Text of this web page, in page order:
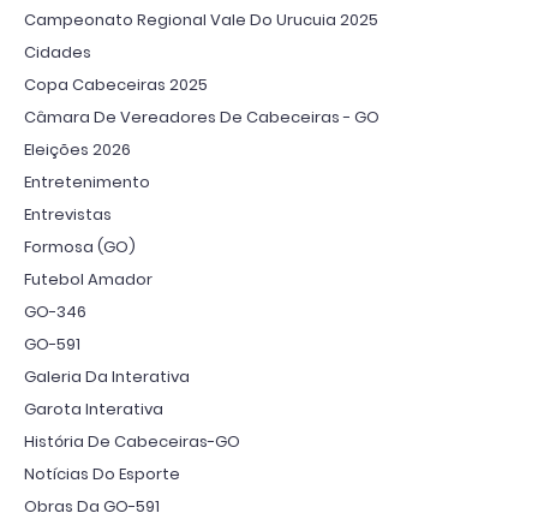
Campeonato Regional Vale Do Urucuia 2025
Cidades
Copa Cabeceiras 2025
Câmara De Vereadores De Cabeceiras - GO
Eleições 2026
Entretenimento
Entrevistas
Formosa (GO)
Futebol Amador
GO-346
GO-591
Galeria Da Interativa
Garota Interativa
História De Cabeceiras-GO
Notícias Do Esporte
Obras Da GO-591